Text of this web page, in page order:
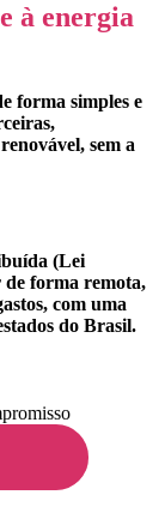
à energia
forma simples e
sem a
(Lei
de forma remota,
com uma
do Brasil.​